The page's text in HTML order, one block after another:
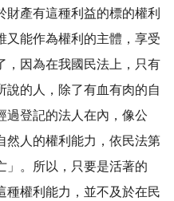
財產有這種利益的標的權利
又能作為權利的主體，享受
，因為在我國民法上，只有
說的人，除了有血有肉的自
過登記的法人在內，像公
然人的權利能力，依民法第
」。所以，只要是活著的
種權利能力，並不及於在民